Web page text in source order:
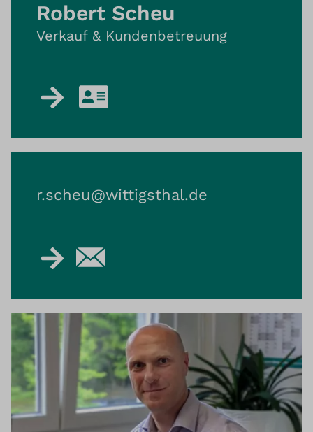
Robert Scheu
Verkauf & Kundenbetreuung
r.scheu@​wittigsthal.de